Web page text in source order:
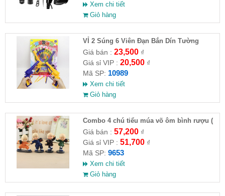
Xem chi tiết
Giỏ hàng
VỈ 2 Súng 6 Viên Đạn Bắn Dín Tường
Giá bán : 23,500₫
Giá sỉ VIP : 20,500₫
Mã SP: 10989
Xem chi tiết
Giỏ hàng
Combo 4 chú tiểu múa võ ôm bình rượu (
HĐ )
Giá bán : 57,200₫
Giá sỉ VIP : 51,700₫
Mã SP: 9653
Xem chi tiết
Giỏ hàng